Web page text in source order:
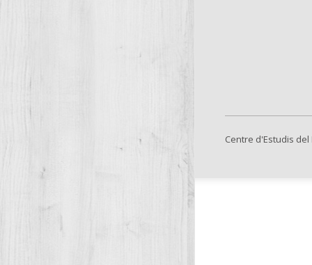
Centre d'Estudis